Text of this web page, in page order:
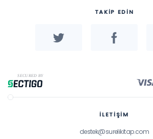
TAKİP EDİN
İLETİŞİM
destek@surelikitap.com